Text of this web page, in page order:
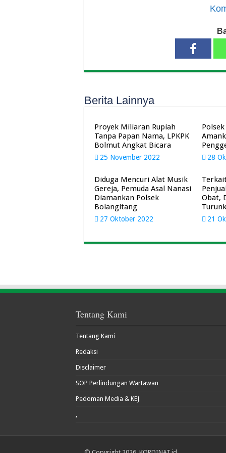
Berita Lainnya
Proyek Miliaran Rupiah
Tanpa Papan Nama, LPKPK
Bolmut Angkat Bicara
25 November 2022 28
Diduga Mencuri Alat Musik
Gereja, Pemuda Asal Nanasi
Diamankan Polsek
Bolangitang
27 Oktober 2022
Obat,
21
Tentang Kami
Tentang Kami
Redaksi
Disclaimer
SOP Perlindungan Wartawan
Pedoman Media & KEJ